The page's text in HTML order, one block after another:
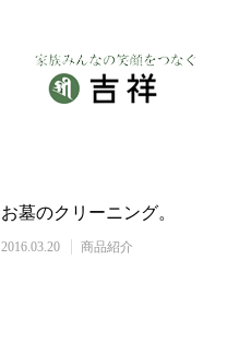
お墓のクリーニング。
2016.03.20 商品紹介